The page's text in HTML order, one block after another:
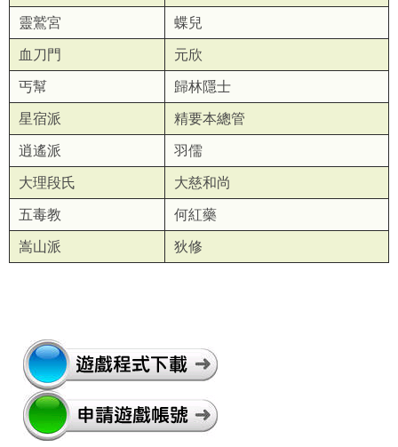
靈鷲宮 蝶兒
血刀門 元欣
丐幫 歸林隱士
星宿派 精要本總管
逍遙派 羽儒
大理段氏 大慈和尚
五毒教 何紅藥
嵩山派 狄修